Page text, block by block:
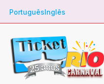
PortuguêsInglês